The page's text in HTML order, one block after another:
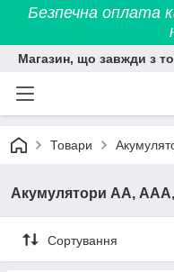
Безпечна оплата
Магазин, що завжди з
Товари
Акумулятори АА, ААА,
Сортування